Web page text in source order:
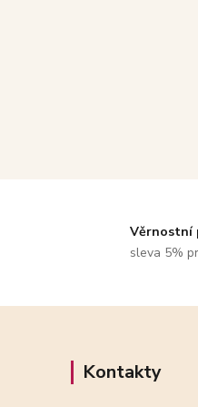
Věrnostní
sleva 5%
Kontakty